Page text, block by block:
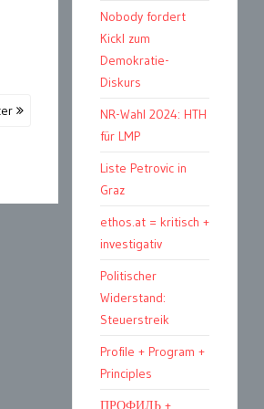
Nobody fordert
Kickl zum
Demokratie-
Diskurs
NR-Wahl 2024: HTH
für LMP
Liste Petrovic in
Graz
ethos.at = kritisch +
investigativ
Politischer
Widerstand:
Steuerstreik
Profile + Program +
Principles
ПРОФИЛЬ +